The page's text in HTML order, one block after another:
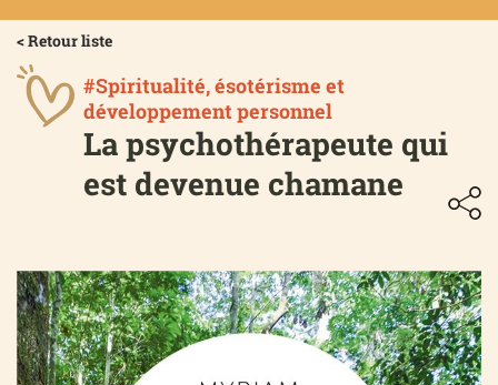
< Retour liste
#Spiritualité, ésotérisme et
développement personnel
La psychothérapeute qui
est devenue chamane